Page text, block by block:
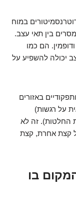
במוח
בין תאי עצב.
הם כמו
יכולה להשפיע על
באזורים
על רגשות)
החלטות). זה לא
קצת אחרת, קצת
בו